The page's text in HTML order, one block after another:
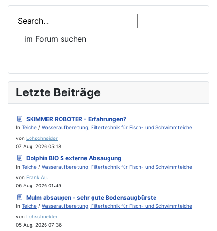
Letzte Beiträge
SKIMMER ROBOTER - Erfahrungen?
In Teiche / Wasseraufbereitung, Filtertechnik für Fisch- und Schwimmteiche
von Lohschneider
07 Aug. 2026 05:18
Dolphin BIO S externe Absaugung
In Teiche / Wasseraufbereitung, Filtertechnik für Fisch- und Schwimmteiche
von Frank Au.
06 Aug. 2026 01:45
Mulm absaugen - sehr gute Bodensaugbürste
In Teiche / Wasseraufbereitung, Filtertechnik für Fisch- und Schwimmteiche
von Lohschneider
05 Aug. 2026 07:36